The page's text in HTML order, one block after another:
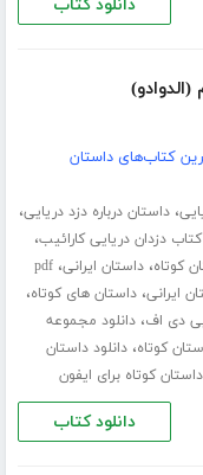
دانلود کتاب
کتاب‌های داستان
،داستان درباره دزد دریایی،
کتاب دزدان دریایی کارائیب،
کوتاه،داستان ایرانی،pdf
ایرانی،داستان های کوتاه،
پی دی اف،دانلود مجموعه
کوتاه،دانلود داستان
کوتاه برای ایفون
دانلود کتاب